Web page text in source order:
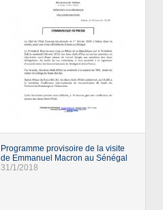
Programme provisoire de la visite
de Emmanuel Macron au Sénégal
31/1/2018